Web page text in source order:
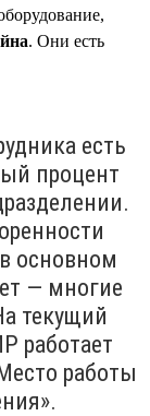
. Они есть
есть
процент
основном
— многие
текущий
работает
работы